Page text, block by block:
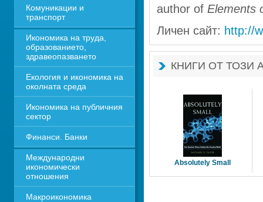
Комуникации и
транспорт
Икономика на труда,
образованието,
здравеопазването
Екология и икономика на
околната среда
Икономика на публичния
сектор
Финанси. Банки
Международни
икономически
отношения
Макроикономика
author of Elements
Личен сайт: http://
КНИГИ ОТ ТОЗИ
Absolutely Small